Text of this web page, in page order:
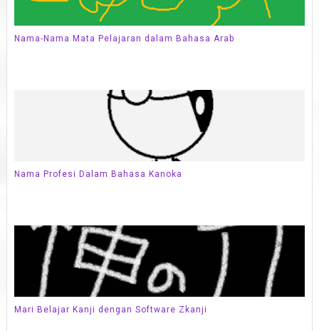
Nama-Nama Mata Pelajaran dalam Bahasa Arab
Nama Profesi Dalam Bahasa Kanoka
Mari Belajar Kanji dengan Software Zkanji